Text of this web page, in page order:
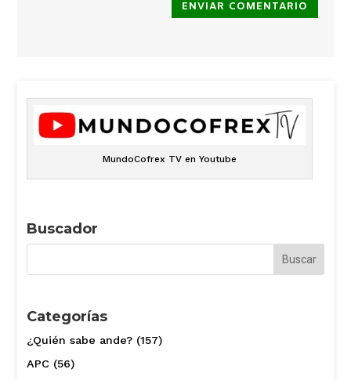
ENVIAR COMENTARIO
MundoCofrex TV en Youtube
Buscador
Categorías
¿Quién sabe ande?(157)
APC(56)